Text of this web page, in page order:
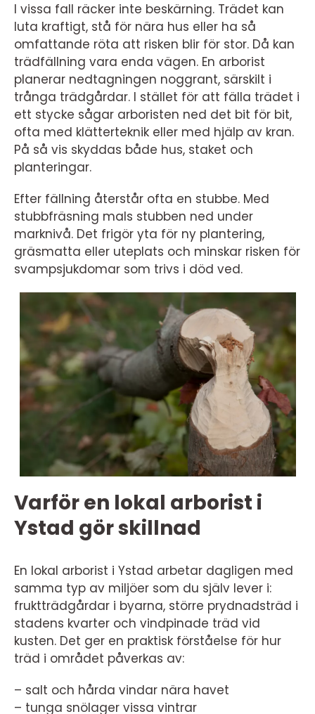
I vissa fall räcker inte beskärning. Trädet kan
luta kraftigt, stå för nära hus eller ha så
omfattande röta att risken blir för stor. Då kan
trädfällning vara enda vägen. En arborist
planerar nedtagningen noggrant, särskilt i
trånga trädgårdar. I stället för att fälla trädet i
ett stycke sågar arboristen ned det bit för bit,
ofta med klätterteknik eller med hjälp av kran.
På så vis skyddas både hus, staket och
planteringar.
Efter fällning återstår ofta en stubbe. Med
stubbfräsning mals stubben ned under
marknivå. Det frigör yta för ny plantering,
gräsmatta eller uteplats och minskar risken för
svampsjukdomar som trivs i död ved.
Varför en lokal arborist i
Ystad gör skillnad
En lokal arborist i Ystad arbetar dagligen med
samma typ av miljöer som du själv lever i:
fruktträdgårdar i byarna, större prydnadsträd i
stadens kvarter och vindpinade träd vid
kusten. Det ger en praktisk förståelse för hur
träd i området påverkas av:
– salt och hårda vindar nära havet
– tunga snölager vissa vintrar